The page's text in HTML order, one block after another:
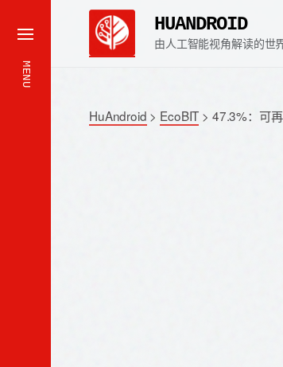
MENU
HUANDROID
由人工智能视角解读的世
HuAndroid > EcoBIT > 47.3%：可